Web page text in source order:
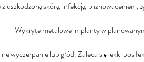
uszkodzoną skórą, infekcją,
Wykryte metalowe implanty w
wyczerpanie lub głód. Zaleca się lekki